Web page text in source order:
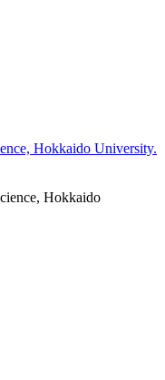
Hokkaido University.
Hokkaido